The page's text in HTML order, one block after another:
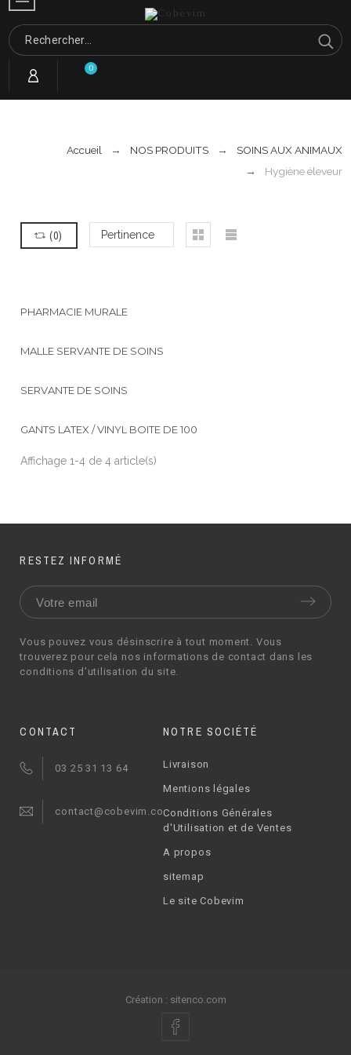
0
Accueil NOS PRODUITS
SOINS AUX ANIMAUX
Hygiène éleveur
(0) Pertinence
PHARMACIE MURALE
MALLE SERVANTE DE SOINS
SERVANTE DE SOINS
GANTS LATEX / VINYL BOITE DE 100
Affichage 1-4 de 4 article(s)
RESTEZ INFORMÉ
Vous pouvez vous désinscrire à tout moment. Vous
trouverez pour cela nos informations de contact dans les
conditions d'utilisation du site.
CONTACT
03 25 31 13 64
contact@cobevim.com
NOTRE SOCIÉTÉ
Livraison
Mentions légales
Conditions Générales
d'Utilisation et de Ventes
A propos
sitemap
Le site Cobevim
Création : sitenco.com